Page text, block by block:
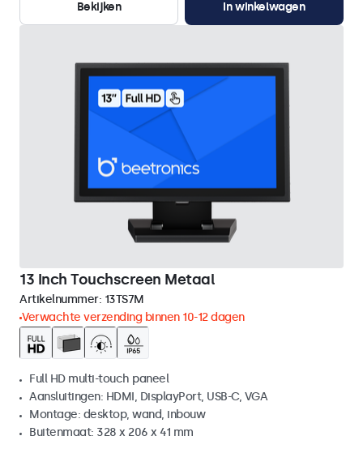
Bekijken
In winkelwagen
13 Inch Touchscreen Metaal
Artikelnummer: 13TS7M
Verwachte verzending binnen 10-12 dagen
Full HD multi-touch paneel
Aansluitingen: HDMI, DisplayPort, USB-C, VGA
Montage: desktop, wand, inbouw
Buitenmaat: 328 x 206 x 41 mm